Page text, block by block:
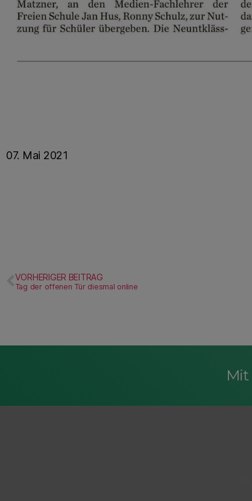
07. Mai 2021
VORHERIGER BEITRAG
Tag der offenen Tür diesmal online
Mit